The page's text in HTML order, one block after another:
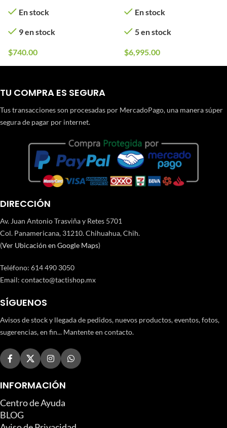
En stock
9 en stock
$740.00
En stock
5 en stock
$6,995.00
TU COMPRA ES SEGURA
Tus transacciones son procesadas por MercadoPago, una manera súper
segura de pagar por internet.
DIRECCIÓN
Av. Juan Antonio Trasviña y Retes 5701
Col. Panamericana, 31210. Chihuahua, Chih.
(Ver Ubicación en Google Maps)
Teléfono: 614 490 3050
Email: contacto@tactishop.mx
SÍGUENOS
Avisos de stock y llegada de pedidos, nuevos productos, eventos, fotos,
sugerencias, en fin... Mantente en contacto.
INFORMACIÓN
Centro de Ayuda
BLOG